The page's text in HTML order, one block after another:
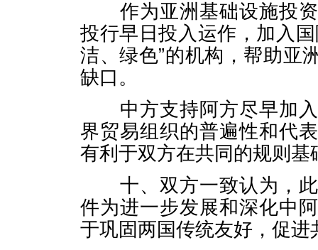
作为亚洲基础设施投资
投行早日投入运作，加入
洁、绿色”的机构，帮助亚
缺口。
中方支持阿方尽早加入
界贸易组织的普遍性和代
有利于双方在共同的规则基
十、双方一致认为，此
件为进一步发展和深化中
于巩固两国传统友好，促